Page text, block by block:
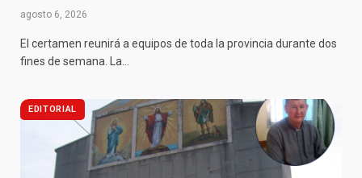
agosto 6, 2026
El certamen reunirá a equipos de toda la provincia durante dos
fines de semana. La…
EDITORIAL